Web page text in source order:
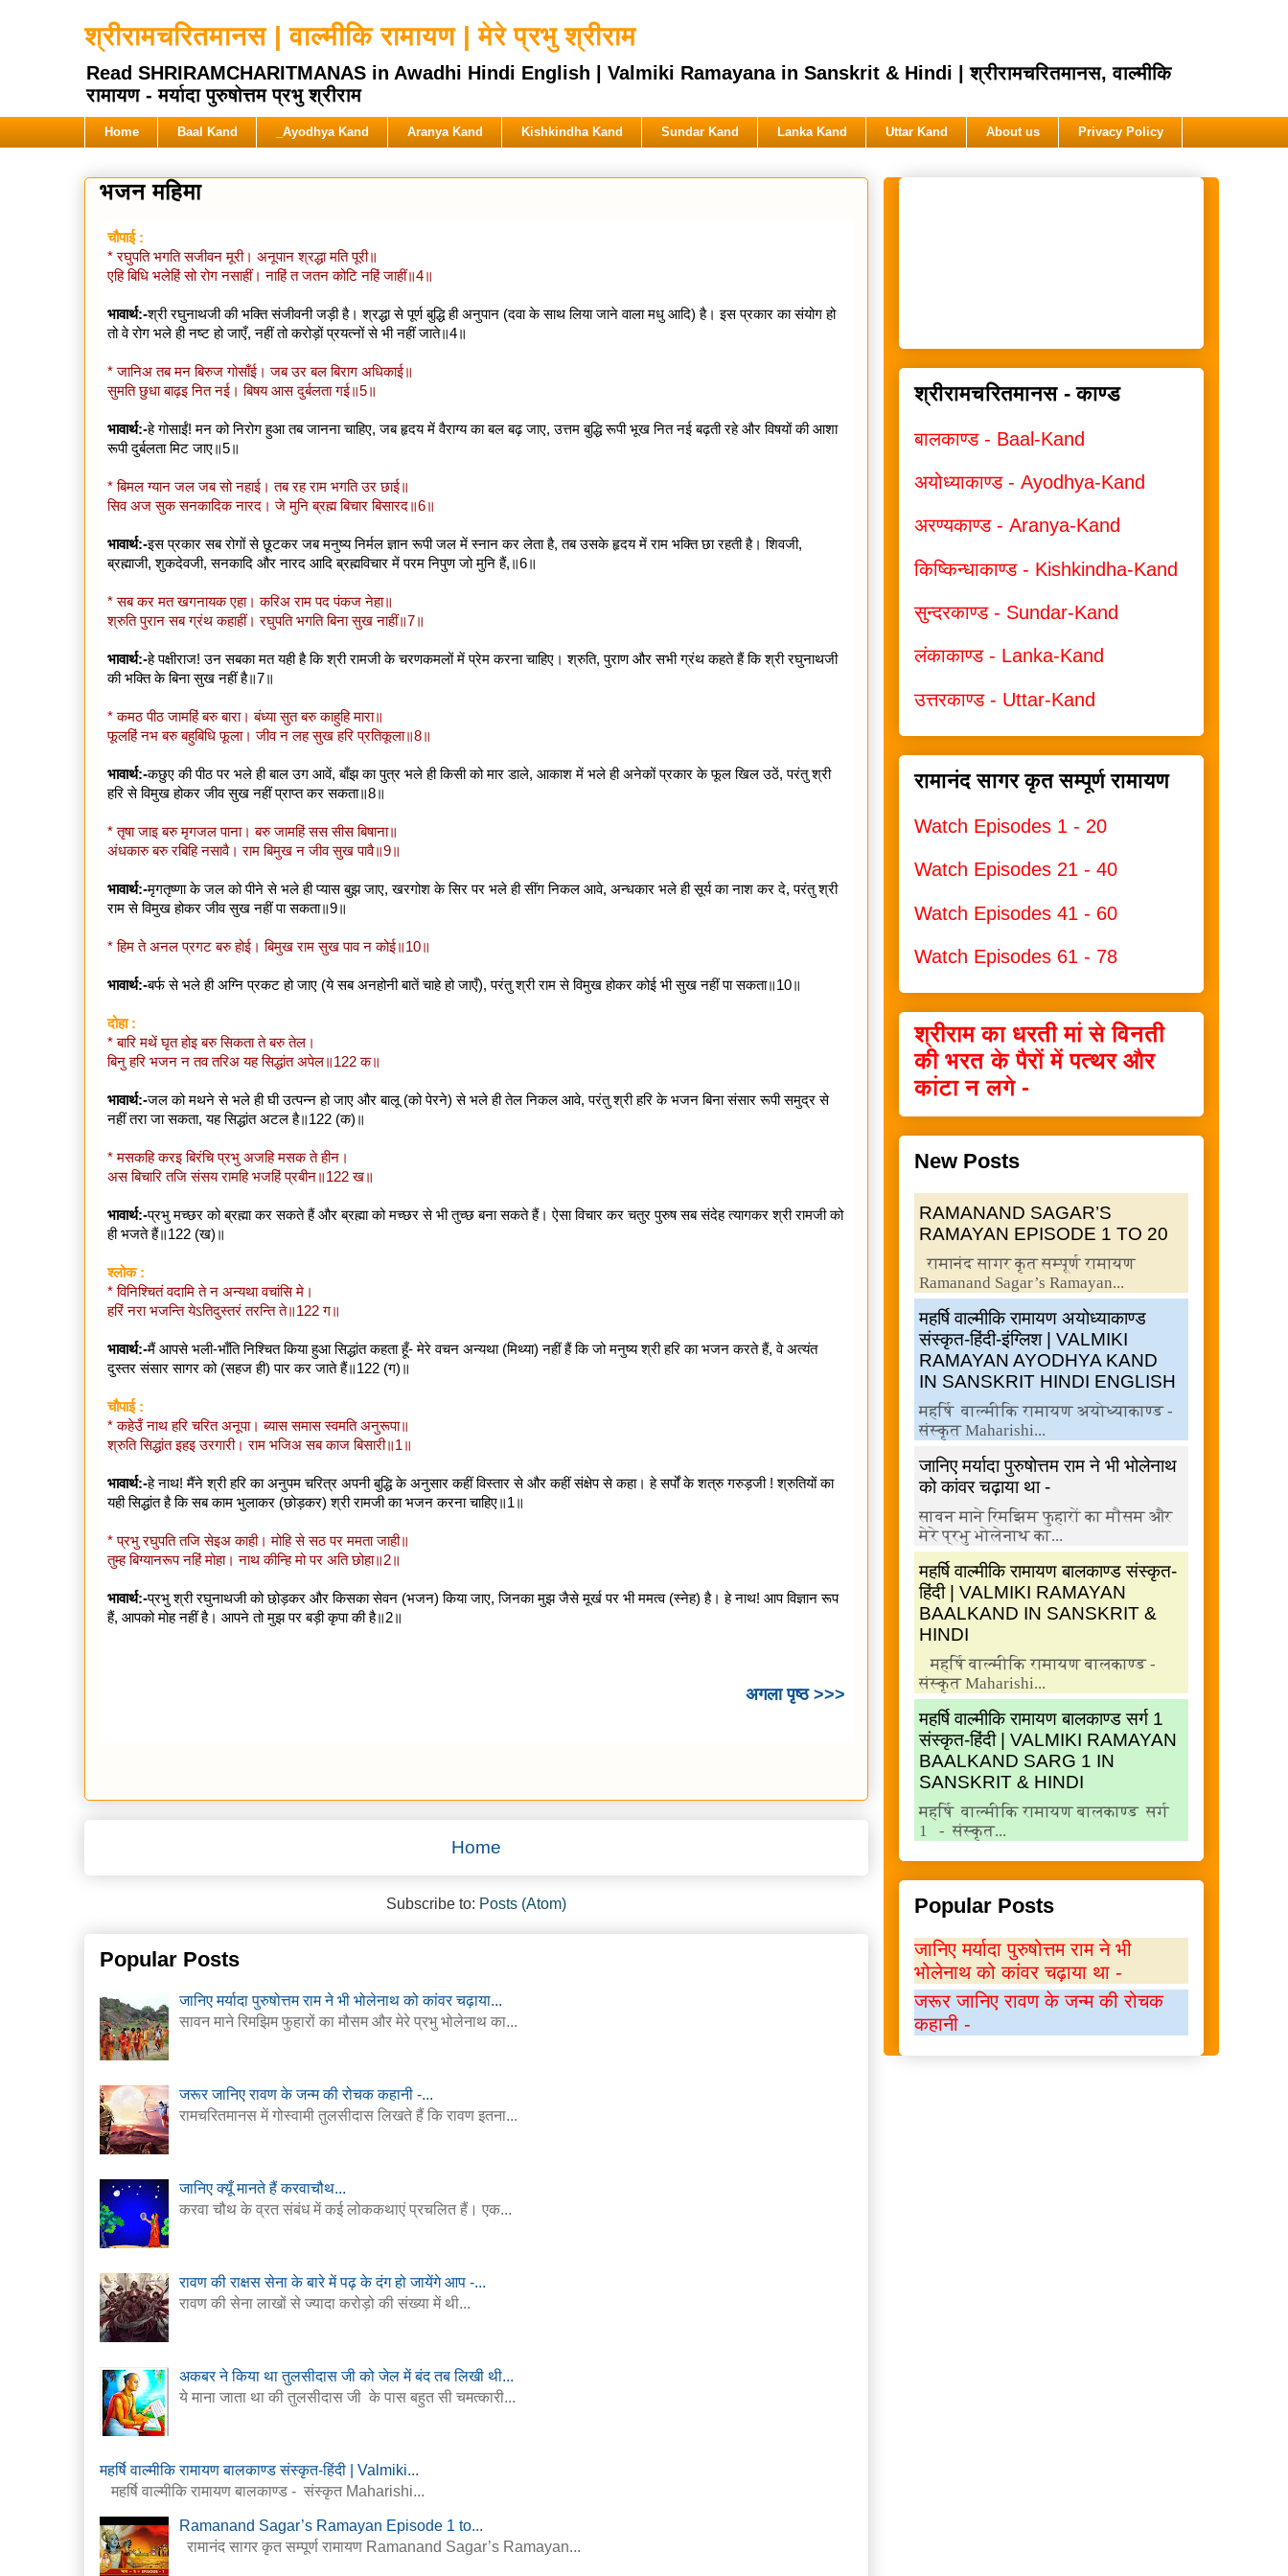
श्रीरामचरितमानस | वाल्मीकि रामायण | मेरे प्रभु श्रीराम
Read SHRIRAMCHARITMANAS in Awadhi Hindi English | Valmiki Ramayana in Sanskrit & Hindi | श्रीरामचरितमानस, वाल्मीकि
रामायण - मर्यादा पुरुषोत्तम प्रभु श्रीराम
Home Baal Kand _Ayodhya Kand Aranya Kand Kishkindha Kand Sundar Kand Lanka Kand Uttar Kand About us Privacy Policy
भजन महिमा
चौपाई :
* रघुपति भगति सजीवन मूरी। अनूपान श्रद्धा मति पूरी॥
एहि बिधि भलेहिं सो रोग नसाहीं। नाहिं त जतन कोटि नहिं जाहीं॥4॥
भावार्थ:-श्री रघुनाथजी की भक्ति संजीवनी जड़ी है। श्रद्धा से पूर्ण बुद्धि ही अनुपान (दवा के साथ लिया जाने वाला मधु आदि) है। इस प्रकार का संयोग हो
तो वे रोग भले ही नष्ट हो जाएँ, नहीं तो करोड़ों प्रयत्नों से भी नहीं जाते॥4॥
* जानिअ तब मन बिरुज गोसाँई। जब उर बल बिराग अधिकाई॥
सुमति छुधा बाढ़इ नित नई। बिषय आस दुर्बलता गई॥5॥
भावार्थ:-हे गोसाईं! मन को निरोग हुआ तब जानना चाहिए, जब हृदय में वैराग्य का बल बढ़ जाए, उत्तम बुद्धि रूपी भूख नित नई बढ़ती रहे और विषयों की आशा
रूपी दुर्बलता मिट जाए॥5॥
* बिमल ग्यान जल जब सो नहाई। तब रह राम भगति उर छाई॥
सिव अज सुक सनकादिक नारद। जे मुनि ब्रह्म बिचार बिसारद॥6॥
भावार्थ:-इस प्रकार सब रोगों से छूटकर जब मनुष्य निर्मल ज्ञान रूपी जल में स्नान कर लेता है, तब उसके हृदय में राम भक्ति छा रहती है। शिवजी,
ब्रह्माजी, शुकदेवजी, सनकादि और नारद आदि ब्रह्मविचार में परम निपुण जो मुनि हैं,॥6॥
* सब कर मत खगनायक एहा। करिअ राम पद पंकज नेहा॥
श्रुति पुरान सब ग्रंथ कहाहीं। रघुपति भगति बिना सुख नाहीं॥7॥
भावार्थ:-हे पक्षीराज! उन सबका मत यही है कि श्री रामजी के चरणकमलों में प्रेम करना चाहिए। श्रुति, पुराण और सभी ग्रंथ कहते हैं कि श्री रघुनाथजी
की भक्ति के बिना सुख नहीं है॥7॥
* कमठ पीठ जामहिं बरु बारा। बंध्या सुत बरु काहुहि मारा॥
फूलहिं नभ बरु बहुबिधि फूला। जीव न लह सुख हरि प्रतिकूला॥8॥
भावार्थ:-कछुए की पीठ पर भले ही बाल उग आवें, बाँझ का पुत्र भले ही किसी को मार डाले, आकाश में भले ही अनेकों प्रकार के फूल खिल उठें, परंतु श्री
हरि से विमुख होकर जीव सुख नहीं प्राप्त कर सकता॥8॥
* तृषा जाइ बरु मृगजल पाना। बरु जामहिं सस सीस बिषाना॥
अंधकारु बरु रबिहि नसावै। राम बिमुख न जीव सुख पावै॥9॥
भावार्थ:-मृगतृष्णा के जल को पीने से भले ही प्यास बुझ जाए, खरगोश के सिर पर भले ही सींग निकल आवे, अन्धकार भले ही सूर्य का नाश कर दे, परंतु श्री
राम से विमुख होकर जीव सुख नहीं पा सकता॥9॥
* हिम ते अनल प्रगट बरु होई। बिमुख राम सुख पाव न कोई॥10॥
भावार्थ:-बर्फ से भले ही अग्नि प्रकट हो जाए (ये सब अनहोनी बातें चाहे हो जाएँ), परंतु श्री राम से विमुख होकर कोई भी सुख नहीं पा सकता॥10॥
दोहा :
* बारि मथें घृत होइ बरु सिकता ते बरु तेल।
बिनु हरि भजन न तव तरिअ यह सिद्धांत अपेल॥122 क॥
भावार्थ:-जल को मथने से भले ही घी उत्पन्न हो जाए और बालू (को पेरने) से भले ही तेल निकल आवे, परंतु श्री हरि के भजन बिना संसार रूपी समुद्र से
नहीं तरा जा सकता, यह सिद्धांत अटल है॥122 (क)॥
* मसकहि करइ बिरंचि प्रभु अजहि मसक ते हीन।
अस बिचारि तजि संसय रामहि भजहिं प्रबीन॥122 ख॥
भावार्थ:-प्रभु मच्छर को ब्रह्मा कर सकते हैं और ब्रह्मा को मच्छर से भी तुच्छ बना सकते हैं। ऐसा विचार कर चतुर पुरुष सब संदेह त्यागकर श्री रामजी को
ही भजते हैं॥122 (ख)॥
श्लोक :
* विनिश्चितं वदामि ते न अन्यथा वचांसि मे।
हरिं नरा भजन्ति येऽतिदुस्तरं तरन्ति ते॥122 ग॥
भावार्थ:-मैं आपसे भली-भाँति निश्चित किया हुआ सिद्धांत कहता हूँ- मेरे वचन अन्यथा (मिथ्या) नहीं हैं कि जो मनुष्य श्री हरि का भजन करते हैं, वे अत्यंत
दुस्तर संसार सागर को (सहज ही) पार कर जाते हैं॥122 (ग)॥
चौपाई :
* कहेउँ नाथ हरि चरित अनूपा। ब्यास समास स्वमति अनुरूपा॥
श्रुति सिद्धांत इहइ उरगारी। राम भजिअ सब काज बिसारी॥1॥
भावार्थ:-हे नाथ! मैंने श्री हरि का अनुपम चरित्र अपनी बुद्धि के अनुसार कहीं विस्तार से और कहीं संक्षेप से कहा। हे सर्पों के शत्रु गरुड़जी ! श्रुतियों का
यही सिद्धांत है कि सब काम भुलाकर (छोड़कर) श्री रामजी का भजन करना चाहिए॥1॥
* प्रभु रघुपति तजि सेइअ काही। मोहि से सठ पर ममता जाही॥
तुम्ह बिग्यानरूप नहिं मोहा। नाथ कीन्हि मो पर अति छोहा॥2॥
भावार्थ:-प्रभु श्री रघुनाथजी को छो़ड़कर और किसका सेवन (भजन) किया जाए, जिनका मुझ जैसे मूर्ख पर भी ममत्व (स्नेह) है। हे नाथ! आप विज्ञान रूप
हैं, आपको मोह नहीं है। आपने तो मुझ पर बड़ी कृपा की है॥2॥
अगला पृष्ठ >>>
Home
Subscribe to: Posts (Atom)
Popular Posts
जानिए मर्यादा पुरुषोत्तम राम ने भी भोलेनाथ को कांवर चढ़ाया...
सावन माने रिमझिम फुहारों का मौसम और मेरे प्रभु भोलेनाथ का...
जरूर जानिए रावण के जन्म की रोचक कहानी -...
रामचरितमानस में गोस्वामी तुलसीदास लिखते हैं कि रावण इतना...
जानिए क्यूँ मानते हैं करवाचौथ...
करवा चौथ के व्रत संबंध में कई लोककथाएं प्रचलित हैं। एक...
रावण की राक्षस सेना के बारे में पढ़ के दंग हो जायेंगे आप -...
रावण की सेना लाखों से ज्यादा करोड़ो की संख्या में थी...
अकबर ने किया था तुलसीदास जी को जेल में बंद तब लिखी थी...
ये माना जाता था की तुलसीदास जी के पास बहुत सी चमत्कारी...
महर्षि वाल्मीकि रामायण बालकाण्ड संस्कृत-हिंदी | Valmiki...
महर्षि वाल्मीकि रामायण बालकाण्ड - संस्कृत Maharishi...
Ramanand Sagar’s Ramayan Episode 1 to...
रामानंद सागर कृत सम्पूर्ण रामायण Ramanand Sagar’s Ramayan...
श्रीरामचरितमानस - काण्ड
बालकाण्ड - Baal-Kand
अयोध्याकाण्ड - Ayodhya-Kand
अरण्यकाण्ड - Aranya-Kand
किष्किन्धाकाण्ड - Kishkindha-Kand
सुन्दरकाण्ड - Sundar-Kand
लंकाकाण्ड - Lanka-Kand
उत्तरकाण्ड - Uttar-Kand
रामानंद सागर कृत सम्पूर्ण रामायण
Watch Episodes 1 - 20
Watch Episodes 21 - 40
Watch Episodes 41 - 60
Watch Episodes 61 - 78
श्रीराम का धरती मां से विनती
की भरत के पैरों में पत्थर और
कांटा न लगे -
New Posts
RAMANAND SAGAR’S
RAMAYAN EPISODE 1 TO 20
रामानंद सागर कृत सम्पूर्ण रामायण
Ramanand Sagar’s Ramayan...
महर्षि वाल्मीकि रामायण अयोध्याकाण्ड
संस्कृत-हिंदी-इंग्लिश | VALMIKI
RAMAYAN AYODHYA KAND
IN SANSKRIT HINDI ENGLISH
महर्षि वाल्मीकि रामायण अयोध्याकाण्ड -
संस्कृत Maharishi...
जानिए मर्यादा पुरुषोत्तम राम ने भी भोलेनाथ
को कांवर चढ़ाया था -
सावन माने रिमझिम फुहारों का मौसम और
मेरे प्रभु भोलेनाथ का...
महर्षि वाल्मीकि रामायण बालकाण्ड संस्कृत-
हिंदी | VALMIKI RAMAYAN
BAALKAND IN SANSKRIT &
HINDI
महर्षि वाल्मीकि रामायण बालकाण्ड -
संस्कृत Maharishi...
महर्षि वाल्मीकि रामायण बालकाण्ड सर्ग 1
संस्कृत-हिंदी | VALMIKI RAMAYAN
BAALKAND SARG 1 IN
SANSKRIT & HINDI
महर्षि वाल्मीकि रामायण बालकाण्ड सर्ग
1 - संस्कृत...
Popular Posts
जानिए मर्यादा पुरुषोत्तम राम ने भी
भोलेनाथ को कांवर चढ़ाया था -
जरूर जानिए रावण के जन्म की रोचक
कहानी -